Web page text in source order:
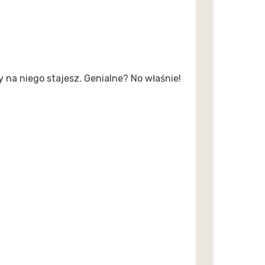
niego stajesz. Genialne? No właśnie!